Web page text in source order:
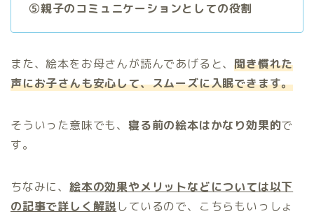
⑤親子のコミュニケーションとしての役割
また、絵本をお母さんが読んであげると、聞き慣れた
声にお子さんも安心して、スムーズに入眠できます。
そういった意味でも、 寝る前の絵本はかなり効果的で
す。
ちなみに、 絵本の効果やメリットなどについては以下
の記事で詳しく解説しているので、こちらもいっしょ